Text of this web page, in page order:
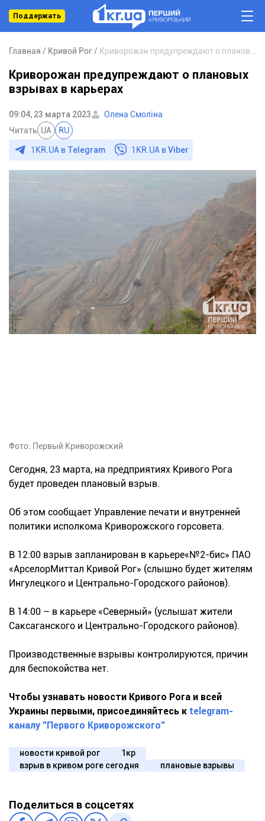
Поддержать
Главная Кривой Рог
Криворожан предупреждают о плановых
взрывах в карьерах
09:04, 23 марта 2023
Олена Смоліна
Читать UA RU
1KR.UA в Telegram 1KR.UA вViber
Фото: Первый Криворожский
Сегодня, 23 марта, на предприятиях Кривого Рога
будет проведен плановый взрыв.
Об этом сообщает Управление печати и внутренней
политики исполкома Криворожского горсовета.
В 12:00 взрыв запланирован в карьере«№2-бис» ПАО
«АрселорМиттал Кривой Рог» (слышно будет жителям
Ингулецкого и Центрально-Городского районов).
В 14:00 – в карьере «Северный» (услышат жители
Саксаганского и Центрально-Городского районов).
Производственные взрывы контролируются, причин
для беспокойства нет.
Чтобы узнавать новости Кривого Рога и всей
Украины первыми, присоединяйтесь к telegram-
каналу "Первого Криворожского"
новости кривой рог
1кр
взрыв в кривом роге сегодня
плановые взрывы
Поделиться в соцсетях